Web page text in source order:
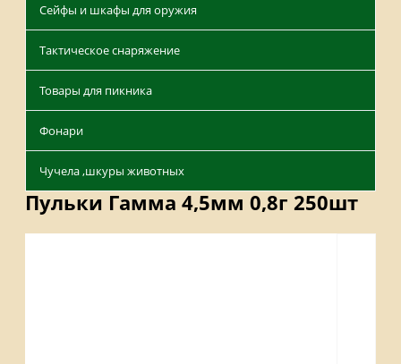
Сейфы и шкафы для оружия
Тактическое снаряжение
Товары для пикника
Фонари
Чучела ,шкуры животных
Пульки Гамма 4,5мм 0,8г 250шт
Описание Отзывы Наличие на складах